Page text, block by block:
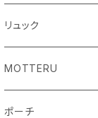
不織布
コットン
不織布
10oz
コットンリネン
ジュートコットン
再生ファブリック
コットンリネン
再生ファブリック
5oz
コットン
オーガニックコットン
フェアトレードコットン
ジュートコットン
リュック
コットン
5oz
デニム
MOTTERU
お買い物バッグ
ポーチ